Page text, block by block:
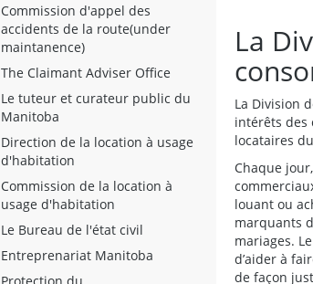
La
La Division
intérêts des
locataires
Chaque
louant ou
marquants
mariages.
d’aider à
de façon
Commission d'appel des
accidents de la route(under
maintanence)
The Claimant Adviser Office
Le tuteur et curateur public du
Manitoba
Direction de la location à usage
d'habitation
Commission de la location à
usage d'habitation
Le Bureau de l'état civil
Entreprenariat Manitoba